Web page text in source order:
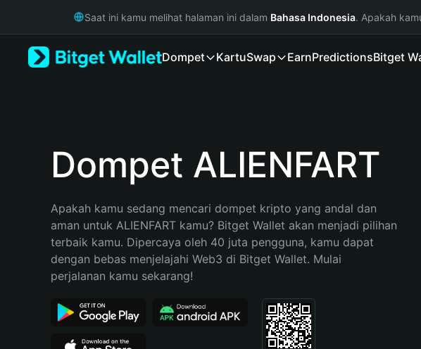
Русский
Bahasa Indonesia
Español (Argentina)
Saat ini kamu melihat halaman ini dalam Bahasa Indonesia. Apakah
Dompet KartuSwap EarnPredictionsBitget
Dompet ALIENFART
Apakah kamu sedang mencari dompet kripto yang andal dan
aman untuk ALIENFART kamu? Bitget Wallet akan menjadi pilihan
terbaik kamu. Dipercaya oleh 40 juta pengguna, kamu dapat
dengan bebas menjelajahi Web3 di Bitget Wallet. Mulai
perjalanan kamu sekarang!